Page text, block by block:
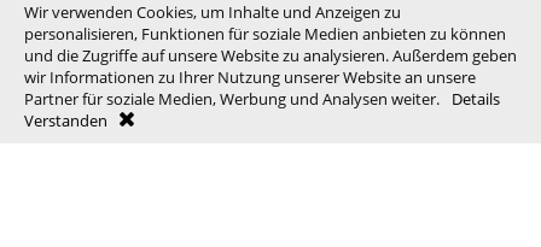
Wir verwenden Cookies, um Inhalte und Anzeigen zu
personalisieren, Funktionen für soziale Medien anbieten zu können
und die Zugriffe auf unsere Website zu analysieren. Außerdem geben
wir Informationen zu Ihrer Nutzung unserer Website an unsere
Partner für soziale Medien, Werbung und Analysen weiter.
Details
Verstanden